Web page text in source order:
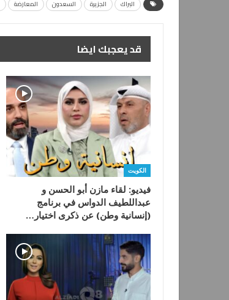
البراك الجزيرة السعدون المعارضة
قد يعجبك ايضا
الكويت
فيديو: لقاء مازن أبو الحسن و
عبداللطيف الدواس في برنامج
(إنسانية وطن) عن ذكرى اختيار…